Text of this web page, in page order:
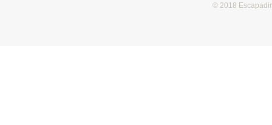
© 2018